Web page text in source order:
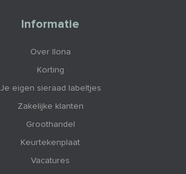
Informatie
Over Ilona
Korting
Je eigen sieraad labeltjes
Zakelijke klanten
Groothandel
Keurtekenplaat
Vacatures